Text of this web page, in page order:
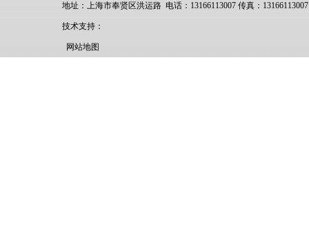
地址：上海市奉贤区洪运路 电话：13166113007 传真：13166113007
技术支持：
网站地图